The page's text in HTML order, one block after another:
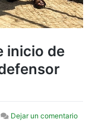
inicio de
Dejar un comentarioen